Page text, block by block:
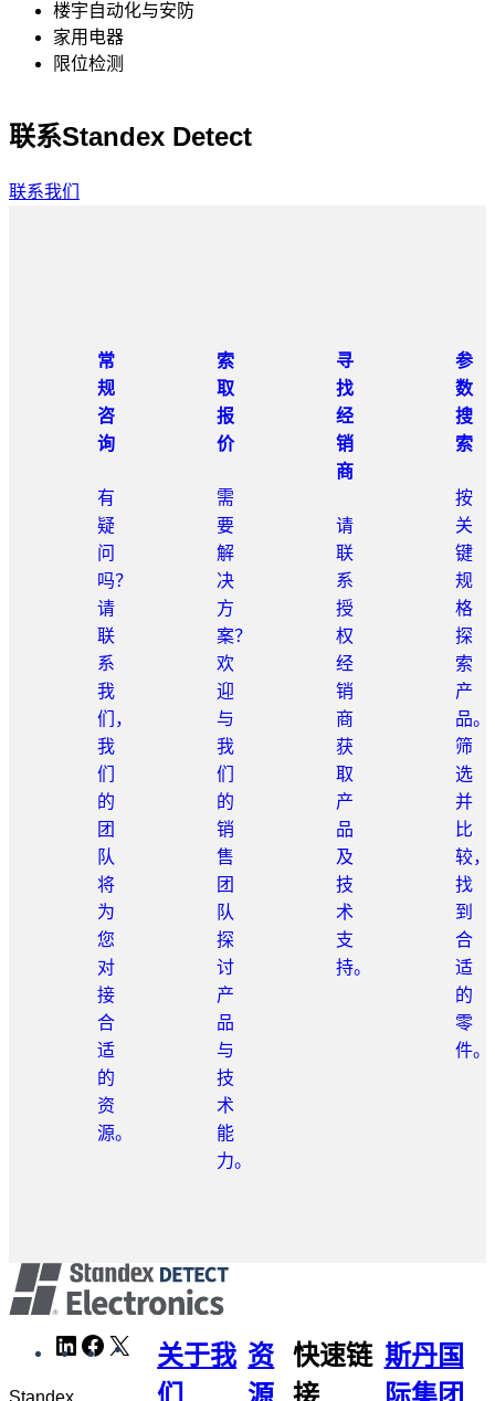
楼宇自动化与安防
家用电器
限位检测
联系Standex Detect
联系我们
常
规
咨
询
有
疑
问
吗？
请
联
系
我
们，
我
们
的
团
队
将
为
您
对
接
合
适
的
资
源。
索
取
报
价
需
要
解
决
方
案？
欢
迎
与
我
们
的
销
售
团
队
探
讨
产
品
与
技
术
能
力。
寻
找
经
销
商
请
联
系
授
权
经
销
商
获
取
产
品
及
技
术
支
持。
参
数
搜
索
按
关
键
规
格
探
索
产
品。
筛
选
并
比
较，
找
到
合
适
的
零
件。
LinkedInFacebook
WeChat
Standex
关于我 资
快速链 斯丹国